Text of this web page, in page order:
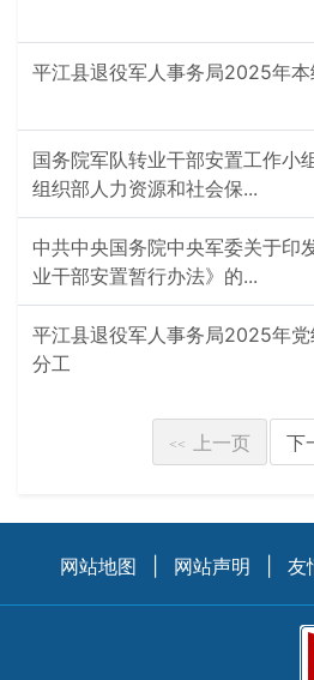
平江县退役军人事务局2025年
国务院军队转业干部安置工作小
组织部人力资源和社会保...
中共中央国务院中央军委关于印
业干部安置暂行办法》的...
平江县退役军人事务局2025年
分工
<< 上一页 下
网站地图 网站声明 友